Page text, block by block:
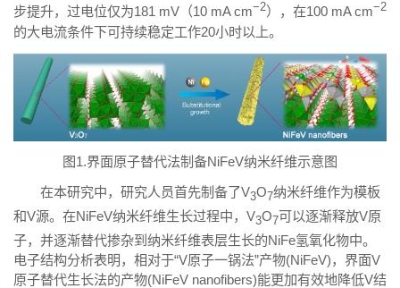
步提升，过电位仅为181 mV（10 mA cm−2），在100 mA cm−2
的大电流条件下可持续稳定工作20小时以上。
图1.界面原子替代法制备NiFeV纳米纤维示意图
在本研究中，研究人员首先制备了V3O7纳米纤维作为模板
和V源。在NiFeV纳米纤维生长过程中，V3O7可以逐渐释放V原
子，并逐渐替代掺杂到纳米纤维表层生长的NiFe氢氧化物中。
电子结构分析表明，相对于“V原子一锅法”产物(NiFeV)，界面V
原子替代生长法的产物(NiFeV nanofibers)能更加有效地降低V结